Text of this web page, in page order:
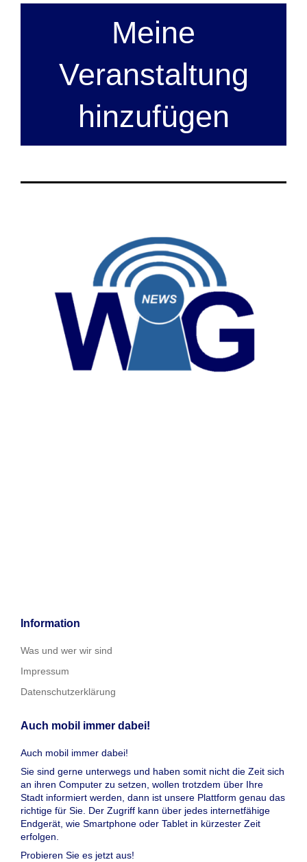
Meine
Veranstaltung
hinzufügen
Information
Was und wer wir sind
Impressum
Datenschutzerklärung
Auch mobil immer dabei!
Auch mobil immer dabei!
Sie sind gerne unterwegs und haben somit nicht die Zeit sich
an ihren Computer zu setzen, wollen trotzdem über Ihre
Stadt informiert werden, dann ist unsere Plattform genau das
richtige für Sie. Der Zugriff kann über jedes internetfähige
Endgerät, wie Smartphone oder Tablet in kürzester Zeit
erfolgen.
Probieren Sie es jetzt aus!